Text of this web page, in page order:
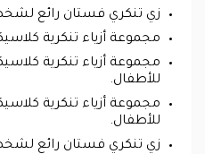
زي تنكري فستان رائع
مجموعة أزياء تنكرية
مجموعة أزياء تنكرية
للأطفال.
مجموعة أزياء تنكرية
للأطفال.
زي تنكري فستان رائع